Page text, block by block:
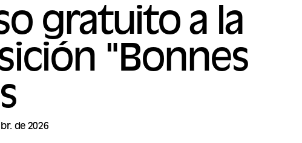
gratuito a la
"Bonnes
de 2026